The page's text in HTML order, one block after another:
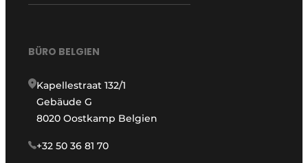
BÜRO BELGIEN
Kapellestraat 132/1
Gebäude G
8020 Oostkamp Belgien
+32 50 36 81 70